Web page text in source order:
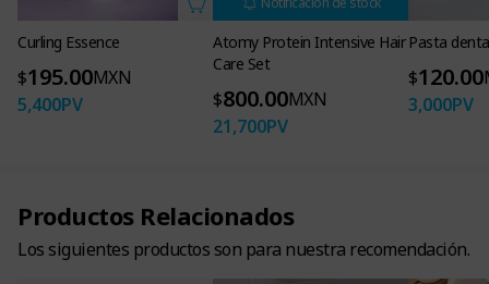
Curling Essence
$195.00MXN
5,400PV
Atomy Protein Intensive Hair
Care Set
$800.00MXN
21,700PV
Pasta
$120.00
3,000PV
Productos Relacionados
Los siguientes productos son para nuestra recomendación.